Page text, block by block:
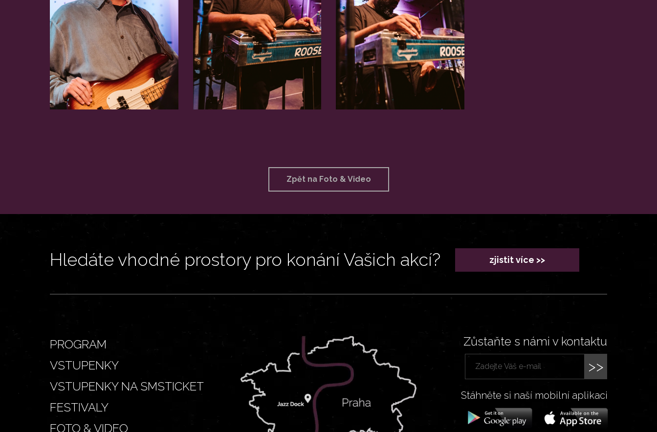
Zpět na Foto & Video
Hledáte vhodné prostory pro konání Vašich akcí? zjistit více >>
PROGRAM
VSTUPENKY
VSTUPENKY NA SMSTICKET
FESTIVALY
FOTO & VIDEO
Zůstaňte s námi v kontaktu
>>
Stáhněte si naší mobilní aplikaci